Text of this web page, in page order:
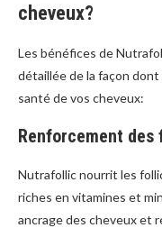
cheveux?
Les bénéfices de
détaillée de la façon
santé de vos cheveux:
Renforcement
Nutrafollic nourrit les
riches en vitamines et
ancrage des cheveux et